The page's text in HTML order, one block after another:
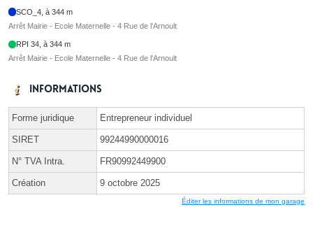
SCO_4, à 344 m
Arrêt Mairie - Ecole Maternelle - 4 Rue de l'Arnoult
RPI 34, à 344 m
Arrêt Mairie - Ecole Maternelle - 4 Rue de l'Arnoult
Informations
Forme juridique Entrepreneur individuel
SIRET 99244990000016
N° TVA Intra. FR90992449900
Création 9 octobre 2025
Éditer les informations de mon garage